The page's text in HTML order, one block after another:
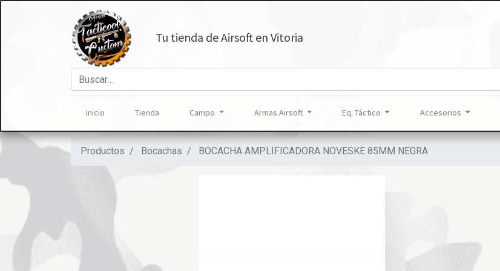
Tu tienda de Airsoft en Vitoria
Inicio Tienda Campo Armas Airsoft Eq. Táctico Accesorios
Productos Bocachas BOCACHA AMPLIFICADORA NOVESKE 85MM NEGRA